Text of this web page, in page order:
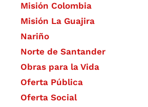
Misión Colombia
Misión La Guajira
Nariño
Norte de Santander
Obras para la Vida
Oferta Pública
Oferta Social​​